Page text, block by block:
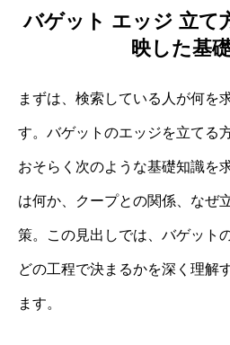
バゲット エッジ 立て
映した基
まずは、検索している人が何を
す。バゲットのエッジを立てる
おそらく次のような基礎知識を
は何か、クープとの関係、なぜ
策。この見出しでは、バゲット
どの工程で決まるかを深く理解
ます。